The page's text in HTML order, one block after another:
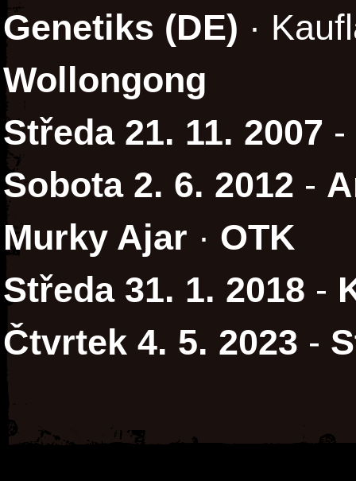
Genetiks (DE) ·
Wollongong
Středa 21. 11. 2007 -
Sobota 2. 6. 2012 -
Murky Ajar · OTK
Středa 31. 1. 2018 -
Čtvrtek 4. 5. 2023 -